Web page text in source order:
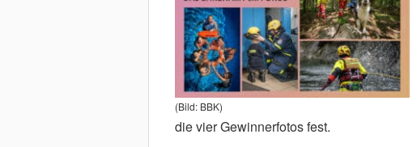
(Bild: BBK)
die vier Gewinnerfotos fest.